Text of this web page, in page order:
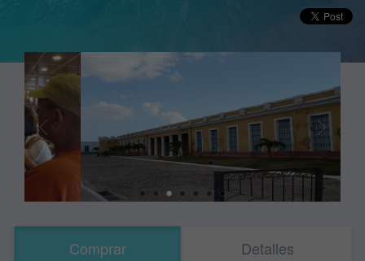
Comprar Detalles